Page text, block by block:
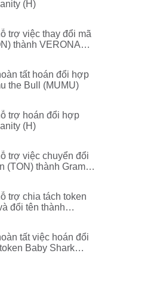
(H)
trợ việc thay đổi mã
thành VERONA
tất hoán đổi hợp
the Bull (MUMU)
trợ hoán đổi hợp
(H)
trợ việc chuyển đổi
(TON) thành Gram
trợ chia tách token
đổi tên thành
tất việc hoán đổi
Baby Shark